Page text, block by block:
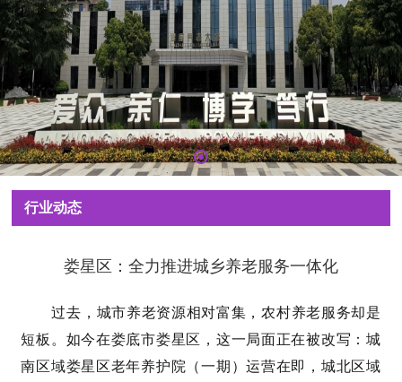
行业动态
娄星区：全力推进城乡养老服务一体化
过去，城市养老资源相对富集，农村养老服务却是
短板。如今在娄底市娄星区，这一局面正在被改写：城
南区域娄星区老年养护院（一期）运营在即，城北区域